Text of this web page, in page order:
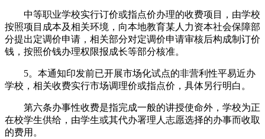
中等职业学校实行订价或指点价办理的收费项目，由学校
按照项目成本及相关环境，向本地教育某人力资本社会保障部
分提出定调价申请，相关部分对定调价申请审核后构成制订价
钱，按照价钱办理权限报成长等部分核准。
5。本通知印发前已开展市场化试点的非营利性平易近办
学校，相关收费实行市场调理价或指点价，具体另行明白。
第六条办事性收费是指完成一般的讲授使命外，学校为正
在校学生供给，由学生或其代办署理人志愿选择的办事而收取
的费用。